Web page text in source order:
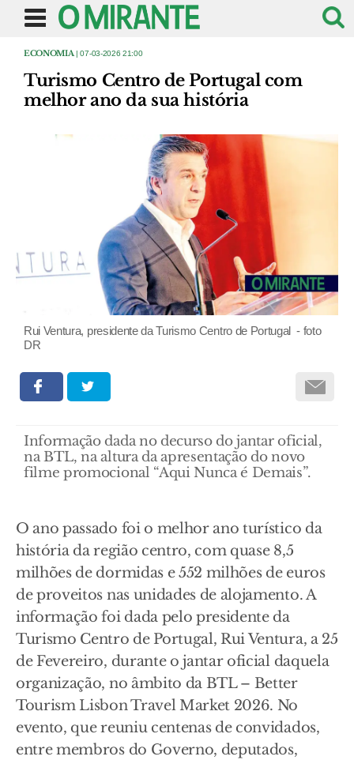
ECONOMIA | 07-03-2026 21:00
Turismo Centro de Portugal com
melhor ano da sua história
Rui Ventura, presidente da Turismo Centro de Portugal - foto
DR
Informação dada no decurso do jantar oficial,
na BTL, na altura da apresentação do novo
filme promocional “Aqui Nunca é Demais”.
O ano passado foi o melhor ano turístico da
história da região centro, com quase 8,5
milhões de dormidas e 552 milhões de euros
de proveitos nas unidades de alojamento. A
informação foi dada pelo presidente da
Turismo Centro de Portugal, Rui Ventura, a 25
de Fevereiro, durante o jantar oficial daquela
organização, no âmbito da BTL – Better
Tourism Lisbon Travel Market 2026. No
evento, que reuniu centenas de convidados,
entre membros do Governo, deputados,